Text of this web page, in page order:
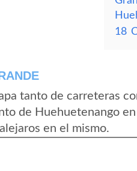
18
tanto de carreteras
de Huehuetenango
en el mismo.